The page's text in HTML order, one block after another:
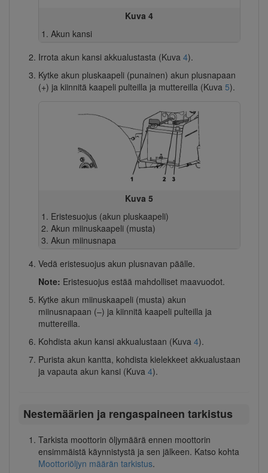
Kuva 4
Akun kansi
Irrota akun kansi akkualustasta (Kuva 4).
Kytke akun pluskaapeli (punainen) akun plusnapaan
(+) ja kiinnitä kaapeli pulteilla ja muttereilla (Kuva 5).
Kuva 5
Eristesuojus (akun pluskaapeli)
Akun miinuskaapeli (musta)
Akun miinusnapa
Vedä eristesuojus akun plusnavan päälle.
Note: Eristesuojus estää mahdolliset maavuodot.
Kytke akun miinuskaapeli (musta) akun
miinusnapaan (–) ja kiinnitä kaapeli pulteilla ja
muttereilla.
Kohdista akun kansi akkualustaan (Kuva 4).
Purista akun kantta, kohdista kielekkeet akkualustaan
ja vapauta akun kansi (Kuva 4).
Nestemäärien ja rengaspaineen tarkistus
Tarkista moottorin öljymäärä ennen moottorin
ensimmäistä käynnistystä ja sen jälkeen. Katso kohta
Moottoriöljyn määrän tarkistus.